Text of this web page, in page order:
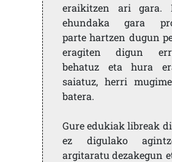
eraikitzen ari gara.
ehundaka gara
parte hartzen dugun
eragiten digun
behatuz eta hura
saiatuz, herri
batera.
Gure edukiak libreak
ez digulako
argitaratu dezakegun